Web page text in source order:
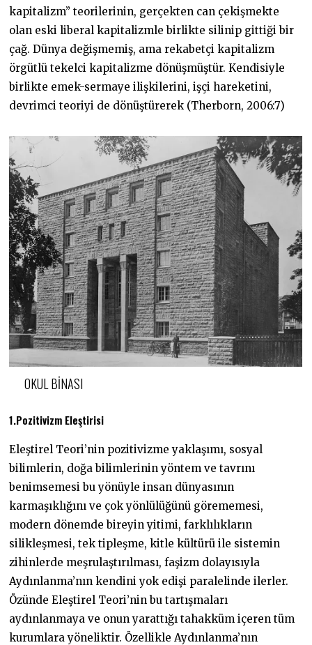
kapitalizm” teorilerinin, gerçekten can çekişmekte
olan eski liberal kapitalizmle birlikte silinip gittiği bir
çağ. Dünya değişmemiş, ama rekabetçi kapitalizm
örgütlü tekelci kapitalizme dönüşmüştür. Kendisiyle
birlikte emek-sermaye ilişkilerini, işçi hareketini,
devrimci teoriyi de dönüştürerek (Therborn, 2006:7)
OKUL BINASI
1.Pozitivizm Eleştirisi
Eleştirel Teori’nin pozitivizme yaklaşımı, sosyal
bilimlerin, doğa bilimlerinin yöntem ve tavrını
benimsemesi bu yönüyle insan dünyasının
karmaşıklığını ve çok yönlülüğünü görememesi,
modern dönemde bireyin yitimi, farklılıkların
silikleşmesi, tek tipleşme, kitle kültürü ile sistemin
zihinlerde meşrulaştırılması, faşizm dolayısıyla
Aydınlanma’nın kendini yok edişi paralelinde ilerler.
Özünde Eleştirel Teori’nin bu tartışmaları
aydınlanmaya ve onun yarattığı tahakküm içeren tüm
kurumlara yöneliktir. Özellikle Aydınlanma’nın